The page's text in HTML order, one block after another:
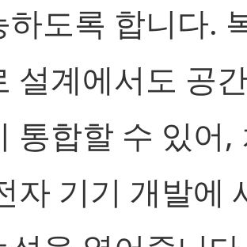
하도록 합니다.
설계에서도 공
통합할 수 있어,
자 기기 개발에